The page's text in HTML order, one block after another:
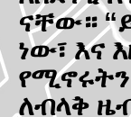
ናቸው።
ነው፣ እና
ለብላቅ